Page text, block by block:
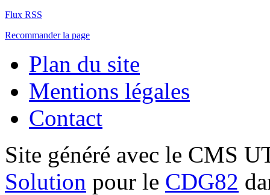
Flux RSS
Recommander la page
Plan du site
Mentions légales
Contact
Site généré avec le CMS
Solution pour le CDG82